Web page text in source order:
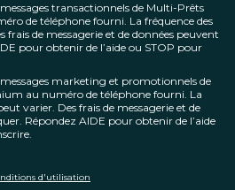
messages transactionnels de Multi-Prêts
de téléphone fourni. La fréquence des
frais de messagerie et de données peuvent
pour obtenir de l’aide ou STOP pour
messages marketing et promotionnels de
au numéro de téléphone fourni. La
varier. Des frais de messagerie et de
Répondez AIDE pour obtenir de l’aide
d'utilisation